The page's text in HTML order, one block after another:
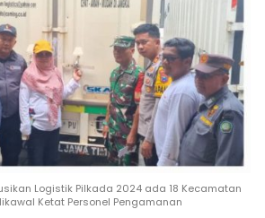
Logistik Pilkada 2024 ada 18 Kecamatan
Ketat Personel Pengamanan